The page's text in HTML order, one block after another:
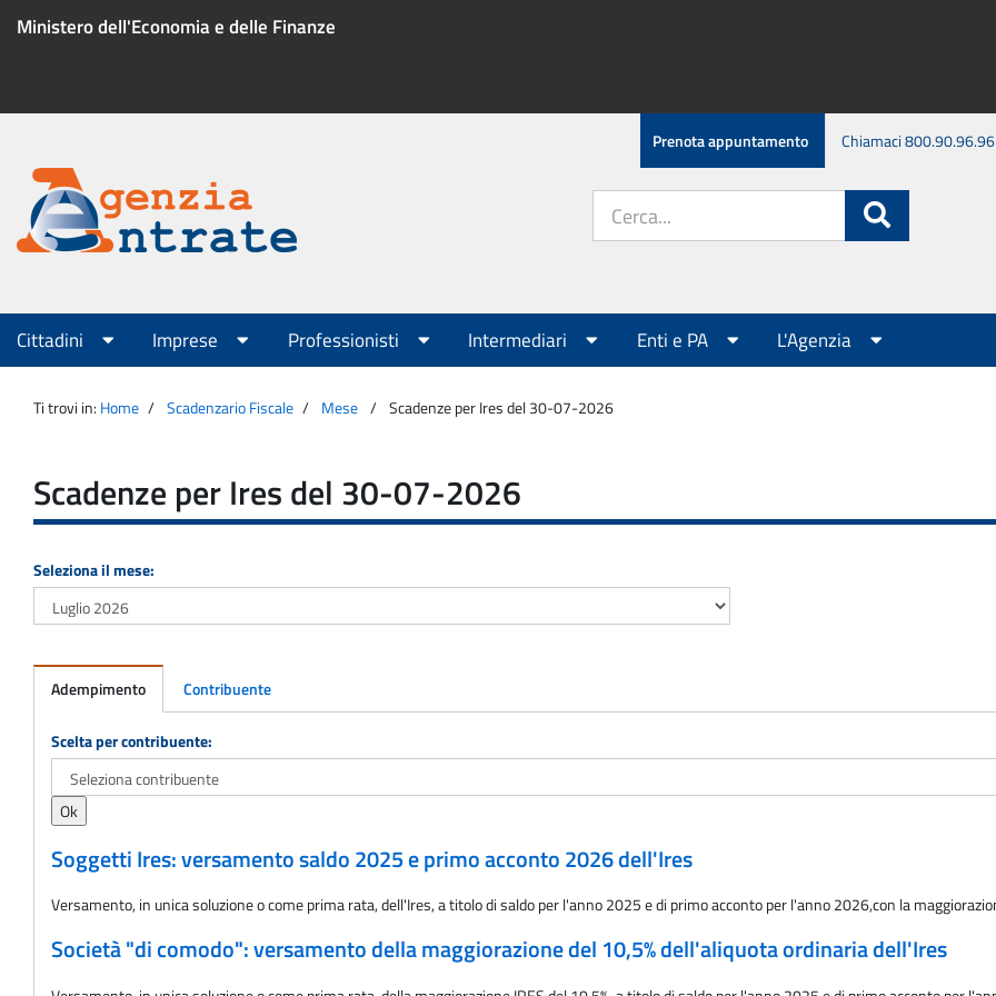
Ministero dell'Economia e delle Finanze
Menu
servizio
Prenota appuntamento Chiamaci 800.90.96.96
Agenzia
Entrate
sito:
Menu
principale
Cittadini Imprese Professionisti Intermediari Enti e PA L'Agenzia
Ti trovi in: Home Scadenzario Fiscale Mese Scadenze per Ires del 30-07-2026
Scadenze per Ires del 30-07-2026
Seleziona il mese:
Adempimento Contribuente
Adempimento
Scelta per contribuente:
Soggetti Ires: versamento saldo 2025 e primo acconto 2026 dell'Ires
Versamento, in unica soluzione o come prima rata, dell'Ires, a titolo di saldo per l'anno 2025 e di primo acconto per l'anno 2026,con la
Società "di comodo": versamento della maggiorazione del 10,5% dell'aliquota ordinaria dell'Ires